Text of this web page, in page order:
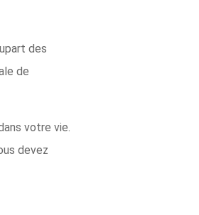
des
de
votre vie.
devez